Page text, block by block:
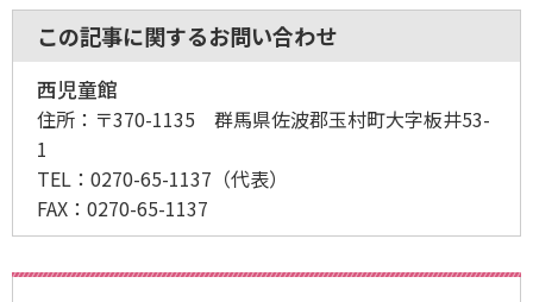
この記事に関するお問い合わせ
西児童館
住所： 〒370-1135 群馬県佐波郡玉村町大字板井53-
1
TEL： 0270-65-1137 （代表）
FAX： 0270-65-1137